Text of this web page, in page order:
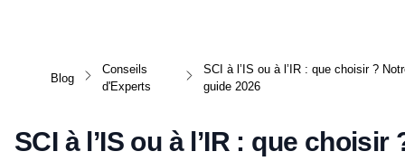
Blog
Conseils
d'Experts
SCI à l’IS ou à l’IR : que choisir ?
guide 2026
SCI à l’IS ou à l’IR : que choisir